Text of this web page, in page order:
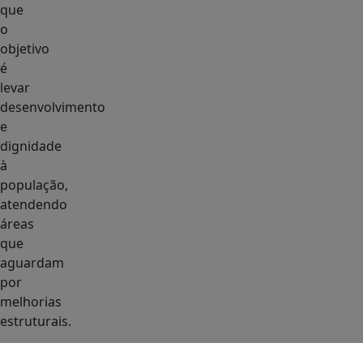
que
o
objetivo
é
levar
desenvolvimento
e
dignidade
à
população,
atendendo
áreas
que
aguardam
por
melhorias
estruturais.